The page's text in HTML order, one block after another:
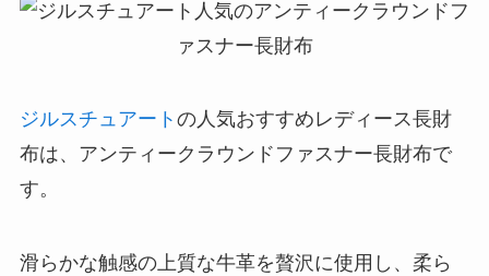
ジルスチュアート の人気おすすめレディース長財
布は、アンティークラウンドファスナー長財布で
す。
滑らかな触感の上質な牛革を贅沢に使用し、柔ら